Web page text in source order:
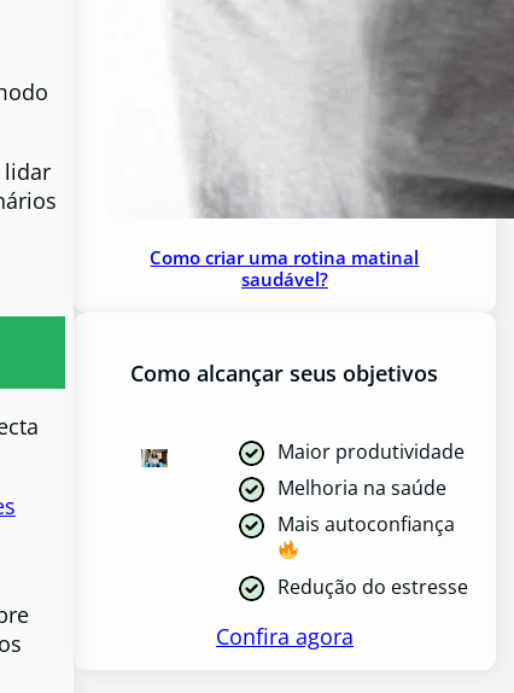
lidar
Como criar uma rotina matinal
saudável?
Como alcançar seus objetivos
Maior produtividade
Melhoria na saúde
Mais autoconfiança
Redução do estresse
Confira agora